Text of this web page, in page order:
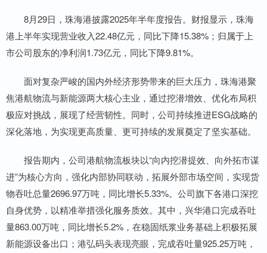
8月29日，珠海港披露2025年半年度报告。财报显示，珠海
港上半年实现营业收入22.48亿元，同比下降15.38%；归属于上
市公司股东的净利润1.73亿元，同比下降9.81%。
面对复杂严峻的国内外经济形势带来的巨大压力，珠海港聚
焦港航物流与新能源两大核心主业，通过挖潜增效、优化布局积
极应对挑战，展现了经营韧性。同时，公司持续推进ESG战略的
深化落地，为实现更高质量、更可持续的发展奠定了坚实基础。
报告期内，公司港航物流板块以“向内挖潜提效、向外拓市谋
进”为核心方向，强化内部协同联动，拓展外部市场空间，实现货
物吞吐总量2696.97万吨，同比增长5.33%。公司旗下各港口深挖
自身优势，以精准举措强化服务质效。其中，兴华港口完成吞吐
量863.00万吨，同比增长5.2%，在稳固纸浆业务基础上积极拓展
新能源设备出口；港弘码头表现亮眼，完成吞吐量925.25万吨，